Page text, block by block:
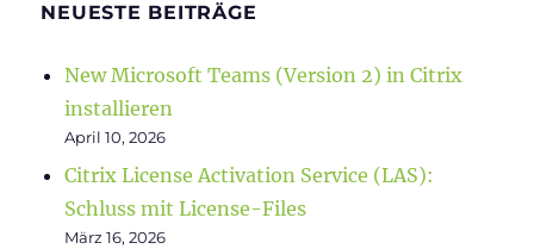
NEUESTE BEITRÄGE
New Microsoft Teams (Version 2) in Citrix
installieren
April 10, 2026
Citrix License Activation Service (LAS):
Schluss mit License-Files
März 16, 2026